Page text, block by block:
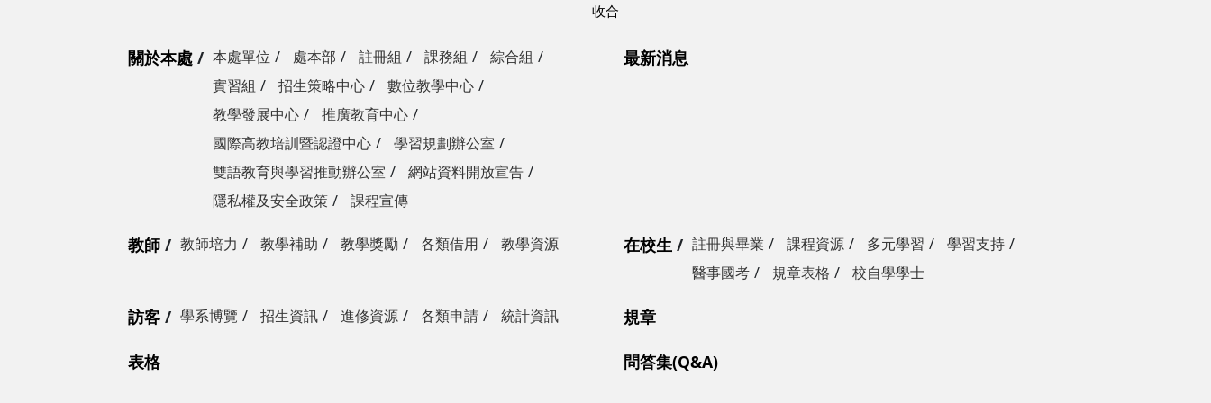
關於本處 本處單位 處本部 註冊組 課務組
綜合組
實習組
招生策略中心
數位教學中心
教學發展中心
推廣教育中心
國際高教培訓暨認證中心
學習規劃辦公室
雙語教育與學習推動辦公室
網站資料開放宣告
隱私權及安全政策
課程宣傳
最新消息
教師 教師培力 教學補助 教學獎勵 各類借用 教學資源 在校生 註冊與畢業 課程資源 多元學習
學習支持
醫事國考
規章表格 校自學學士
訪客 學系博覽 招生資訊 進修資源 各類申請 統計資訊 規章
表格 問答集(Q&A)